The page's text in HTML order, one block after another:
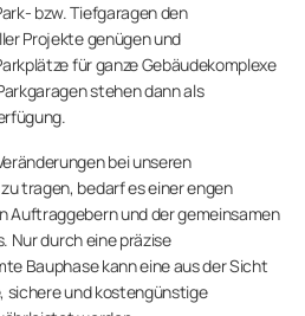
bzw. Tiefgaragen den
Projekte genügen und
für ganze Gebäudekomplexe
stehen dann als
bei unseren
tragen, bedarf es einer engen
Auftraggebern und der gemeinsamen
Nur durch eine präzise
Bauphase kann eine aus der Sicht
sichere und kostengünstige